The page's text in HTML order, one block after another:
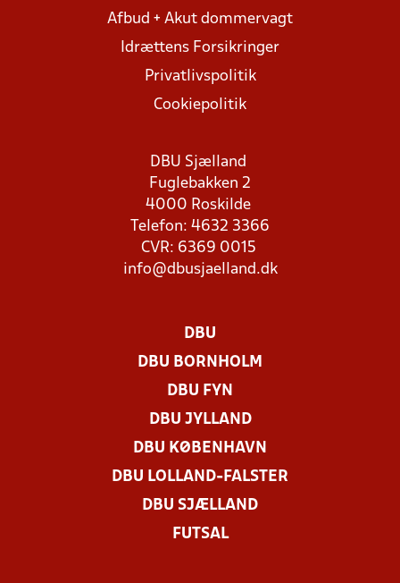
Afbud + Akut dommervagt
Idrættens Forsikringer
Privatlivspolitik
Cookiepolitik
DBU Sjælland
Fuglebakken 2
4000 Roskilde
Telefon: 4632 3366
CVR: 6369 0015
info@dbusjaelland.dk
DBU
DBU BORNHOLM
DBU FYN
DBU JYLLAND
DBU KØBENHAVN
DBU LOLLAND-FALSTER
DBU SJÆLLAND
FUTSAL